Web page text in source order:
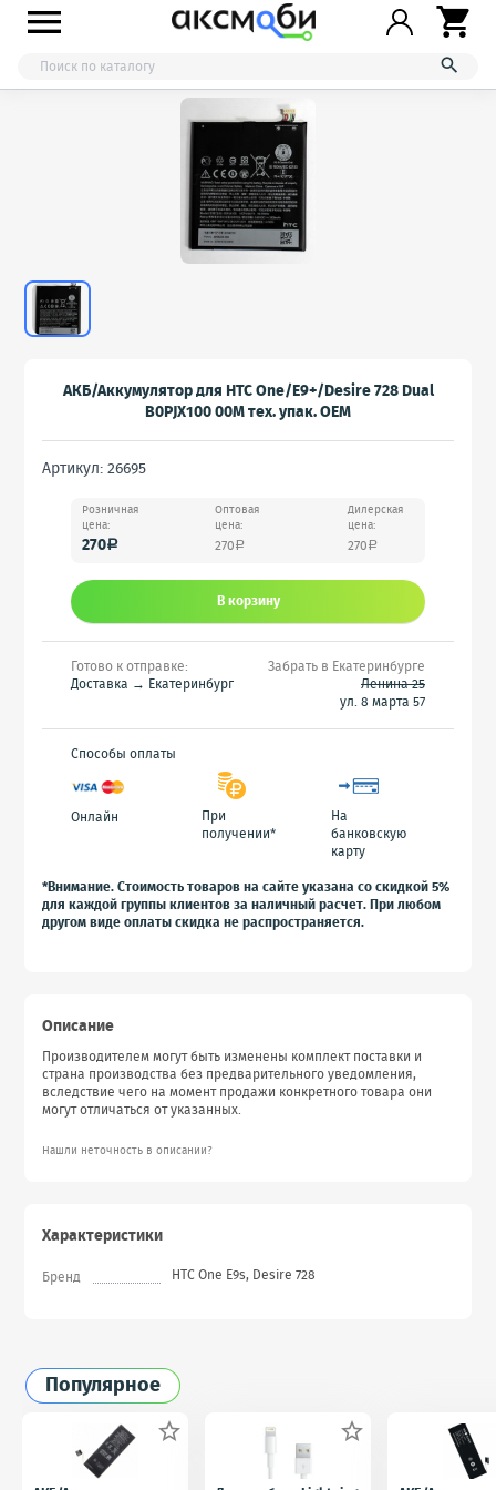



АКБ/Аккумулятор для HTC One/E9+/Desire 728 Dual
B0PJX100 00M тех. упак. OEM
Артикул: 26695
Розничная
цена:
270a
Оптовая
цена:
270 a
Дилерская
цена:
270 a
В корзину
Готово к отправке:
Доставка → Екатеринбург
Забрать в Екатеринбурге
Ленина 25
ул. 8 марта 57
Способы оплаты
Онлайн
При
получении*
На
банковскую
карту
*Внимание. Стоимость товаров на сайте указана со скидкой 5%
для каждой группы клиентов за наличный расчет. При любом
другом виде оплаты скидка не распространяется.
Описание
Производителем могут быть изменены комплект поставки и
страна производства без предварительного уведомления,
вследствие чего на момент продажи конкретного товара они
могут отличаться от указанных.
Нашли неточность в описании?
Характеристики
Бренд HTC One E9s, Desire 728
Популярное
 